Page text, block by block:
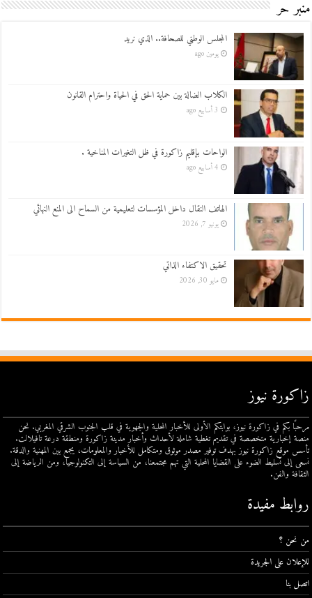
منبر حر
المجلس الوطني للصحافة.. الذي نريد
يومين ago
الكلاب الضالة بين حماية الحق في الحياة واحترام القانون
3 أسابيع ago
الواحات بإقليم زاكورة في ظل التغيرات المناخية .
4 أسابيع ago
الهاتف النقال داخل المؤسسات لتعليمية من السماح الى المنع النهائي
يونيو 7, 2026
تحقيق الاكتفاء الذاتي
مايو 30, 2026
زاكورة نيوز
مرحبًا بكم في زاكورة نيوز، بوابتكم الأولى للأخبار المحلية والجهوية في قلب الجنوب الشرقي المغربي. نحن
منصة إخبارية متخصصة في تقديم تغطية شاملة لأحداث وأخبار مدينة زاكورة ومنطقة درعة تافيلالت.
تأسس موقع زاكورة نيوز بهدف توفير مصدر موثوق ومتكامل للأخبار والمعلومات، يجمع بين المهنية والدقة.
نسعى إلى تسليط الضوء على القضايا المحلية التي تهم مجتمعنا، من السياسة إلى التكنولوجيا، ومن الرياضة إلى
الثقافة والفن.
روابط مفيدة
من نحن ؟
للإعلان على الجريدة
اتصل بنا